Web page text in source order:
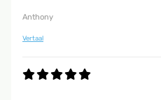
Anthony
Vertaal